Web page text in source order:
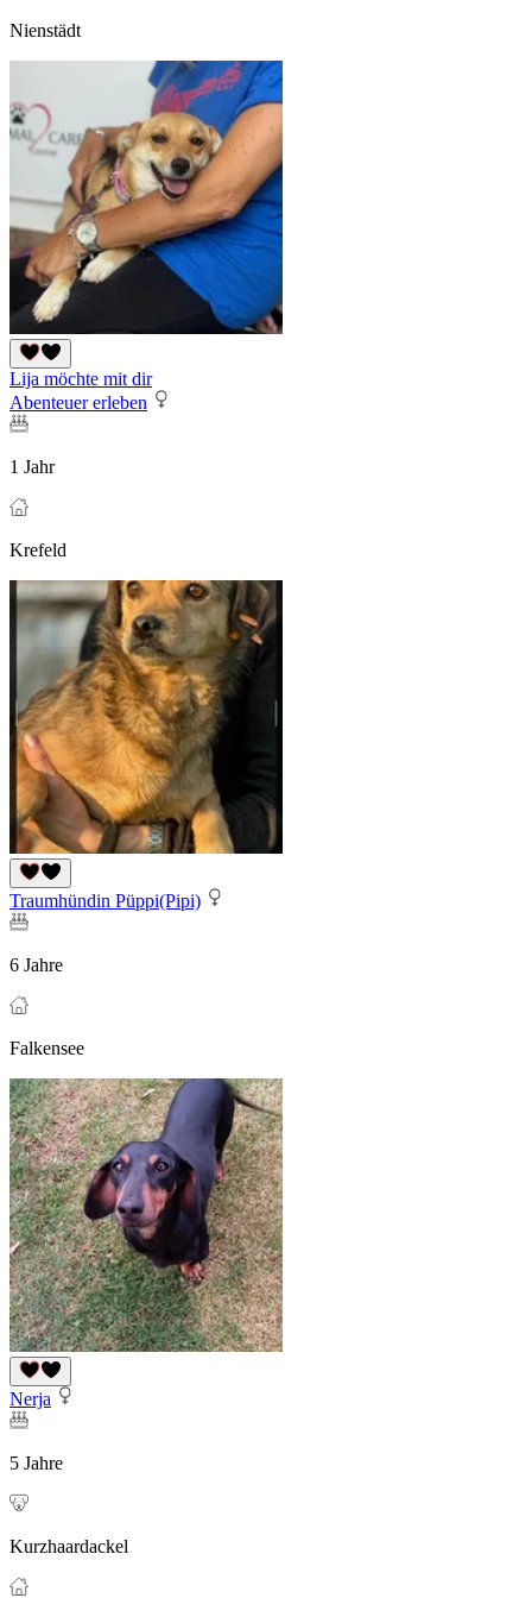
Nienstädt
Lija möchte mit dir
Abenteuer erleben
1 Jahr
Krefeld
Traumhündin Püppi(Pipi)
6 Jahre
Falkensee
Nerja
5 Jahre
Kurzhaardackel